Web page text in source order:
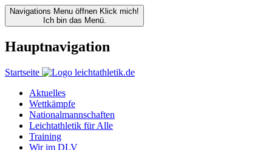
Navigations Menu öffnen Klick mich!
Ich bin das Menü.
Hauptnavigation
Startseite
Aktuelles
Wettkämpfe
Nationalmannschaften
Leichtathletik für Alle
Training
Wir im DLV